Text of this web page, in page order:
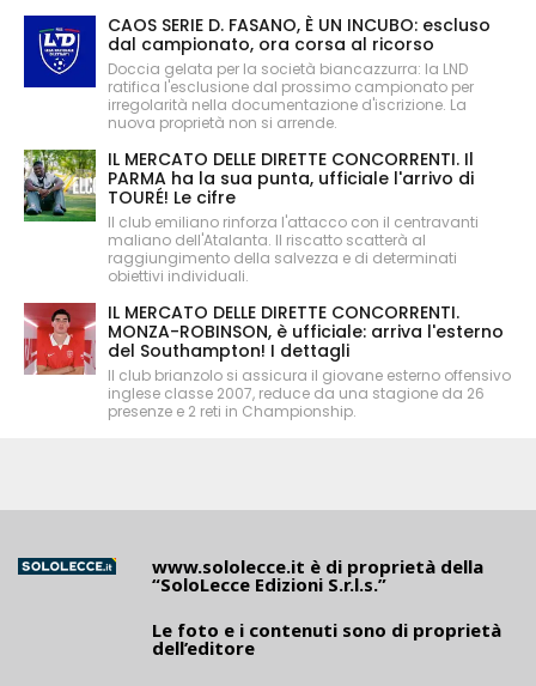
CAOS SERIE D. FASANO, È UN INCUBO: escluso
dal campionato, ora corsa al ricorso
Doccia gelata per la società biancazzurra: la LND
ratifica l'esclusione dal prossimo campionato per
irregolarità nella documentazione d'iscrizione. La
nuova proprietà non si arrende.
IL MERCATO DELLE DIRETTE CONCORRENTI. Il
PARMA ha la sua punta, ufficiale l'arrivo di
TOURÉ! Le cifre
Il club emiliano rinforza l'attacco con il centravanti
maliano dell'Atalanta. Il riscatto scatterà al
raggiungimento della salvezza e di determinati
obiettivi individuali.
IL MERCATO DELLE DIRETTE CONCORRENTI.
MONZA-ROBINSON, è ufficiale: arriva l'esterno
del Southampton! I dettagli
Il club brianzolo si assicura il giovane esterno offensivo
inglese classe 2007, reduce da una stagione da 26
presenze e 2 reti in Championship.
www.sololecce.it è di proprietà della
“SoloLecce Edizioni S.r.l.s.”
Le foto e i contenuti sono di proprietà
dell’editore